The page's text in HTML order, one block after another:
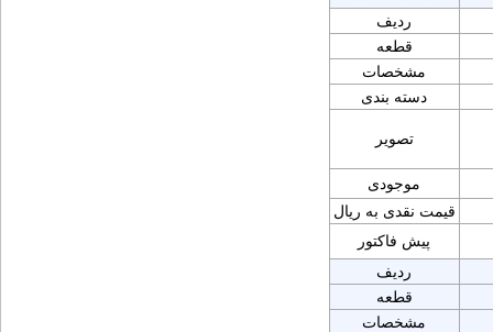
ردیف
قطعه
مشخصات
دسته بندی
تصویر
موجودی
قیمت نقدی به ریال
پیش فاکتور
ردیف
قطعه
مشخصات